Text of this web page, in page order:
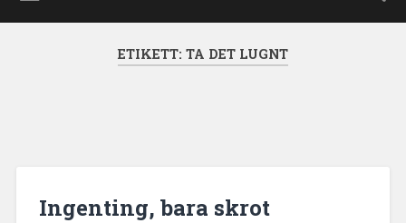
ETIKETT: TA DET LUGNT
Ingenting, bara skrot